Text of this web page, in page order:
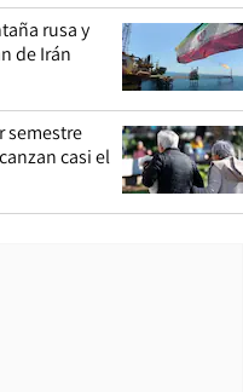
rusa y
de Irán
semestre
casi el